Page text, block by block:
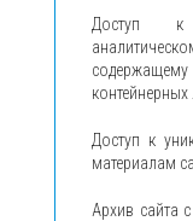
Доступ к
Доступ к
материалам
Архив сайта